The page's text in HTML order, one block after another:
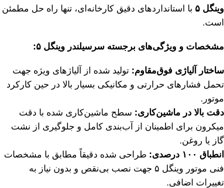
وینگل ۵
با استانداردهای دقیق کارخانه‌ای، تنها راه حل مطمئن
است.
مشخصات و ویژگی‌های برجسته سرسیلندر وینگل ۵:
ساختار آلیاژی فوق‌مقاوم: تولید شده از آلیاژهای ویژه جهت
تحمل فشارهای حرارتی و مکانیکی بسیار بالا در حین کارکرد
موتور.
دقت بالا در ماشین‌کاری: سطح ماشین‌کاری شده با دقت
میکرون برای اطمینان از آب‌بندی کامل و جلوگیری از نشت
گاز یا روغن.
انطباق ۱۰۰ درصدی:
طراحی شده دقیقاً مطابق با مشخصات
فنی موتور وینگل ۵ جهت نصب بی‌نقص و بدون نیاز به
تغییرات اضافی.